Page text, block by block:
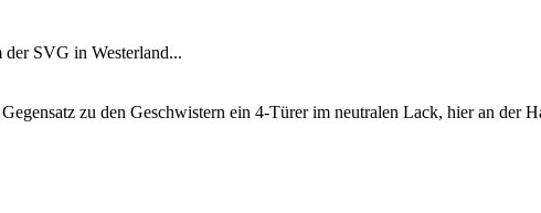
der SVG in Westerland...
zu den Geschwistern ein 4-Türer im neutralen Lack, hier an der